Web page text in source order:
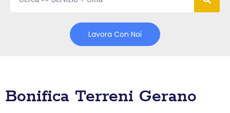
Lavora Con Noi
Bonifica Terreni Gerano